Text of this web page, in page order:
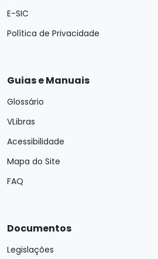
E-SIC
Política de Privacidade
Guias e Manuais
Glossário
VLibras
Acessibilidade
Mapa do Site
FAQ
Documentos
Legislações